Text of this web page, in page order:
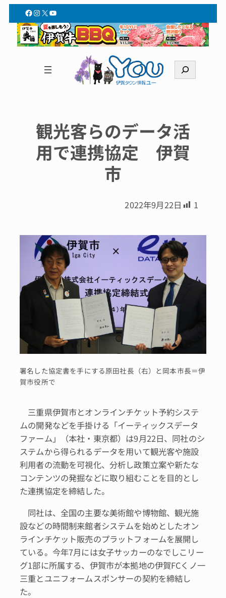
Facebook
Instagram
X YouTube
索
観光客らのデータ活
用で連携協定 伊賀
市
2022年9月22日 1
署名した協定書を手にする原田社長（右）と岡本市長＝伊
賀市役所で
三重県伊賀市とオンラインチケット予約システ
ムの開発などを手掛ける「イーティックスデータ
ファーム」（本社・東京都）は9月22日、同社のシ
ステムから得られるデータを用いて観光客や施設
利用者の流動を可視化、分析し政策立案や新たな
コンテンツの発掘などに取り組むことを目的とし
た連携協定を締結した。
同社は、全国の主要な美術館や博物館、観光施
設などの時間制来館者システムを始めとしたオン
ラインチケット販売のプラットフォームを展開し
ている。今年7月には女子サッカーのなでしこリー
グ1部に所属する、伊賀市が本拠地の伊賀FCくノ一
三重とユニフォームスポンサーの契約を締結し
た。